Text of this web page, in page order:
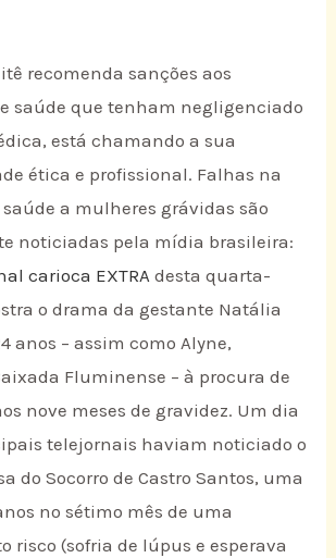
recomenda sanções aos
saúde que tenham negligenciado
está chamando a sua
ética e profissional. Falhas na
a mulheres grávidas são
noticiadas pela mídia brasileira:
carioca EXTRAdesta quarta-
o drama da gestante Natália
anos – assim como Alyne,
Fluminense – à procura de
nove meses de gravidez. Um dia
telejornais haviam noticiado o
do Socorro de Castro Santos, uma
no sétimo mês de uma
risco (sofria de lúpus e esperava